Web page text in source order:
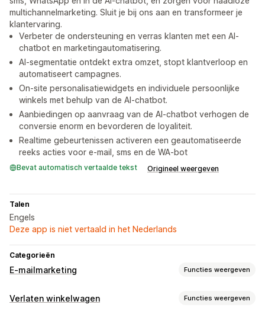
multichannelmarketing. Sluit je bij ons aan en transformeer je
klantervaring.
Verbeter de ondersteuning en verras klanten met een AI-
chatbot en marketingautomatisering.
AI-segmentatie ontdekt extra omzet, stopt klantverloop en
automatiseert campagnes.
On-site personalisatiewidgets en individuele persoonlijke
winkels met behulp van de AI-chatbot.
Aanbiedingen op aanvraag van de AI-chatbot verhogen de
conversie enorm en bevorderen de loyaliteit.
Realtime gebeurtenissen activeren een geautomatiseerde
reeks acties voor e-mail, sms en de WA-bot
Bevat automatisch vertaalde tekst Origineel weergeven
Talen
Engels
Deze app is niet vertaald in het Nederlands
Categorieën
E-mailmarketing Functies weergeven
Soorten campagnes
Verlaten winkelwagen Functies weergeven